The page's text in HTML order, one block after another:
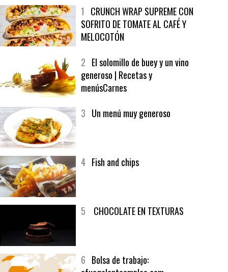
MÁS LEÍDO ÚLTIMAS PUBLICACIONES
SOFRITO DE TOMATE AL CAFÉ Y
MELOCOTÓN
generoso | Recetas y